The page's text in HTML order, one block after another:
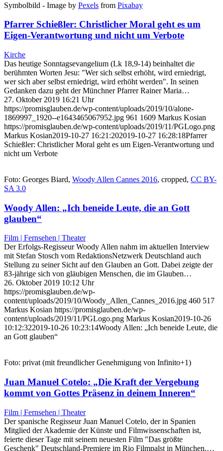
Symbolbild - Image by Pexels from Pixabay
Pfarrer Schießler: Christlicher Moral geht es um
Eigen-Verantwortung und nicht um Verbote
Kirche
Das heutige Sonntagsevangelium (Lk 18,9-14) beinhaltet die
berühmten Worten Jesu: "Wer sich selbst erhöht, wird erniedrigt,
wer sich aber selbst erniedrigt, wird erhöht werden". In seinen
Gedanken dazu geht der Münchner Pfarrer Rainer Maria…
27. Oktober 2019 16:21 Uhr
https://promisglauben.de/wp-content/uploads/2019/10/alone-
1869997_1920--e1643465067952.jpg 961 1609 Markus Kosian
https://promisglauben.de/wp-content/uploads/2019/11/PGLogo.png
Markus Kosian2019-10-27 16:21:202019-10-27 16:28:18Pfarrer
Schießler: Christlicher Moral geht es um Eigen-Verantwortung und
nicht um Verbote
Foto: Georges Biard, Woody Allen Cannes 2016, cropped, CC BY-
SA 3.0
Woody Allen: „Ich beneide Leute, die an Gott
glauben“
Film | Fernsehen | Theater
Der Erfolgs-Regisseur Woody Allen nahm im aktuellen Interview
mit Stefan Stosch vom RedaktionsNetzwerk Deutschland auch
Stellung zu seiner Sicht auf den Glauben an Gott. Dabei zeigte der
83-jährige sich von gläubigen Menschen, die im Glauben…
26. Oktober 2019 10:12 Uhr
https://promisglauben.de/wp-
content/uploads/2019/10/Woody_Allen_Cannes_2016.jpg 460 517
Markus Kosian https://promisglauben.de/wp-
content/uploads/2019/11/PGLogo.png Markus Kosian2019-10-26
10:12:322019-10-26 10:23:14Woody Allen: „Ich beneide Leute, die
an Gott glauben“
Foto: privat (mit freundlicher Genehmigung von Infinito+1)
Juan Manuel Cotelo: „Die Kraft der Vergebung
kommt von Gottes Präsenz in deinem Inneren“
Film | Fernsehen | Theater
Der spanische Regisseur Juan Manuel Cotelo, der in Spanien
Mitglied der Akademie der Künste und Filmwissenschaften ist,
feierte dieser Tage mit seinem neuesten Film "Das größte
Geschenk" Deutschland-Premiere im Rio Filmpalst in München.…